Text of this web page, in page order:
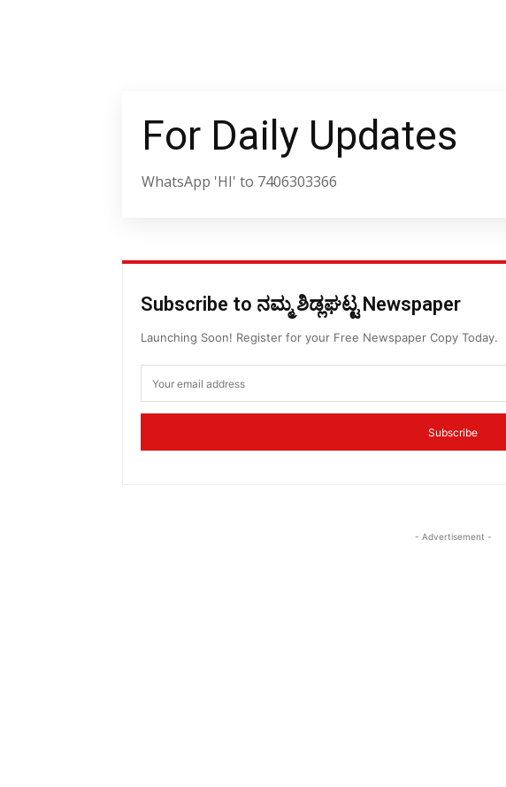
For Daily Updates
WhatsApp 'HI' to 7406303366
Subscribe to ನಮ್ಮ ಶಿಡ್ಲಘಟ್ಟ Newspaper
Launching Soon! Register for your Free Newspaper Copy Today.
Subscribe
- Advertisement -